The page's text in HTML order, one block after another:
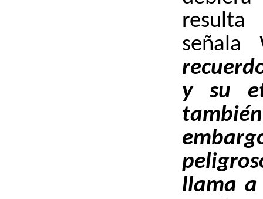
señala
y su
llama a